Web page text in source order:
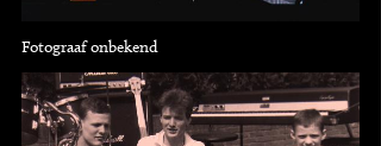
Fotograaf onbekend